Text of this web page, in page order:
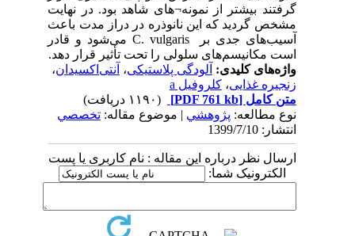
گرفتند بیشتر از نمونه¬های شاهد بود. در نهایت
مشخص گردید که این نانوذره در دراز مدت باعث
آسیب‌های جدی بر C. vulgaris می‌شود و قادر
است مکانیسم‌های سلولی را تحت تأثیر قرار دهد.
واژه‌های کلیدی:آلودگی پلاستیکی،آنتی‌اکسیدان ،
زنجیره غذایی،کلروفیل a
متن کامل[PDF 761 kb]
نوع مطالعه:پژوهشي| موضوع مقاله:تخصصي
انتشار: 1399/7/10
ارسال نظر درباره این مقاله : نام کاربری یا پست
الکترونیک شما: